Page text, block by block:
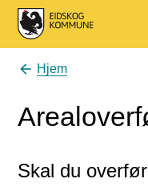
Eidskog kommune
Du er her:
Hjem
Skal du